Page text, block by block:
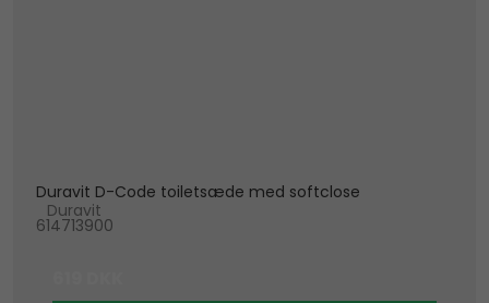
Duravit D-Code toiletsæde med softclose
Duravit
614713900